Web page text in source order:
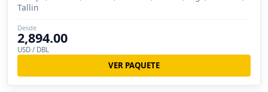
Tallin
Desde
2,894.00
USD / DBL
VER PAQUETE